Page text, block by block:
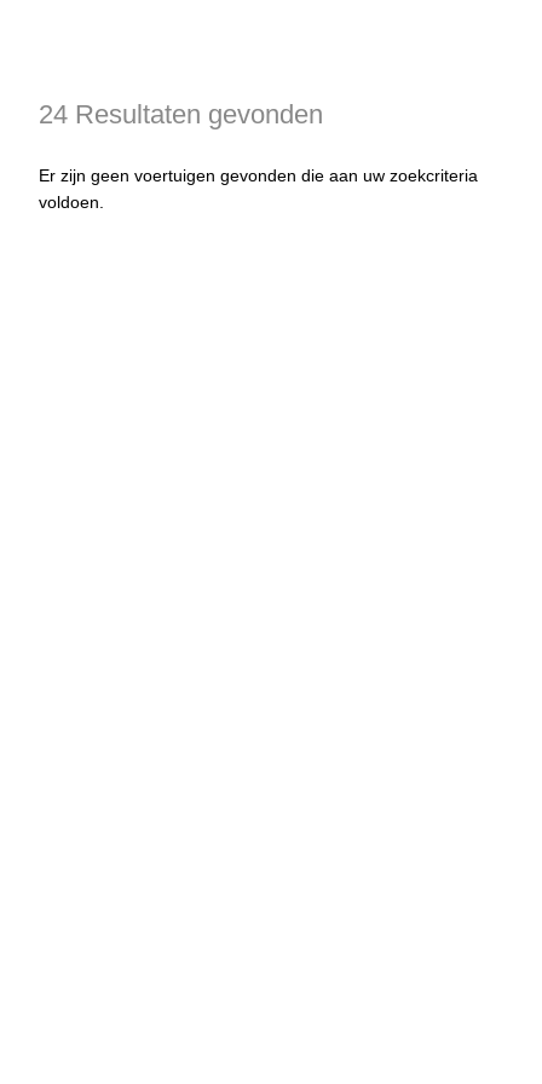
24 Resultaten gevonden
Er zijn geen voertuigen gevonden die aan uw zoekcriteria
voldoen.